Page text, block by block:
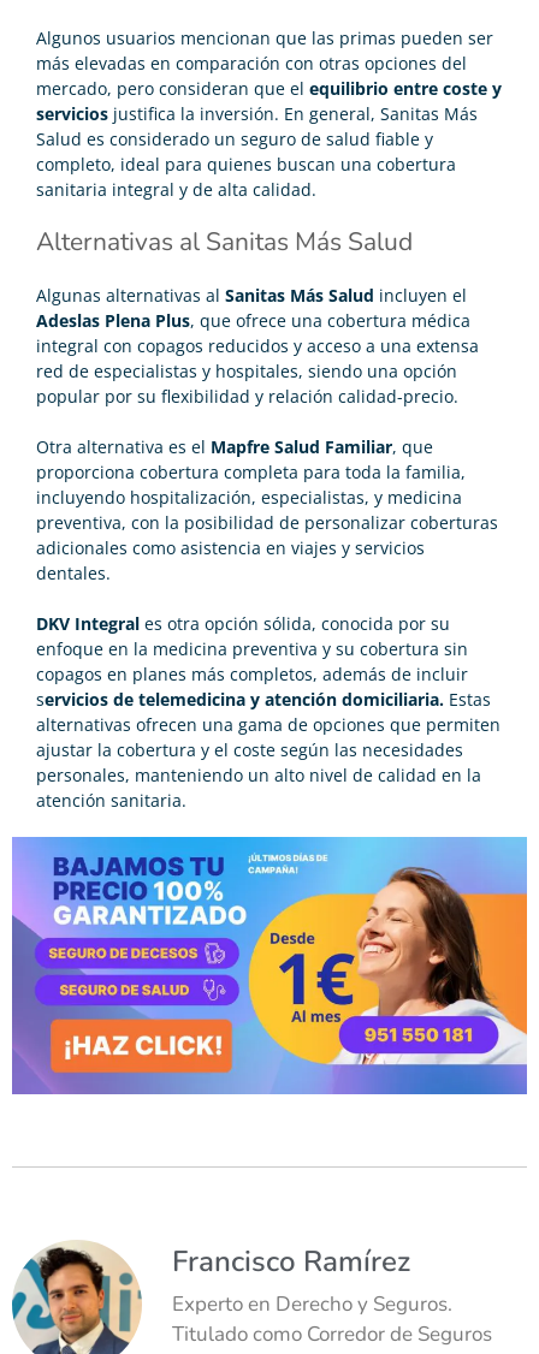
Algunos usuarios mencionan que las primas pueden ser
más elevadas en comparación con otras opciones del
mercado, pero consideran que el equilibrio entre coste y
servicios justifica la inversión. En general, Sanitas Más
Salud es considerado un seguro de salud fiable y
completo, ideal para quienes buscan una cobertura
sanitaria integral y de alta calidad.
Alternativas al Sanitas Más Salud
Algunas alternativas al Sanitas Más Salud incluyen el
Adeslas Plena Plus, que ofrece una cobertura médica
integral con copagos reducidos y acceso a una extensa
red de especialistas y hospitales, siendo una opción
popular por su flexibilidad y relación calidad-precio.
Otra alternativa es el Mapfre Salud Familiar, que
proporciona cobertura completa para toda la familia,
incluyendo hospitalización, especialistas, y medicina
preventiva, con la posibilidad de personalizar coberturas
adicionales como asistencia en viajes y servicios
dentales.
DKV Integral es otra opción sólida, conocida por su
enfoque en la medicina preventiva y su cobertura sin
copagos en planes más completos, además de incluir
servicios de telemedicina y atención domiciliaria. Estas
alternativas ofrecen una gama de opciones que permiten
ajustar la cobertura y el coste según las necesidades
personales, manteniendo un alto nivel de calidad en la
atención sanitaria.
Francisco Ramírez
Experto en Derecho y Seguros.
Titulado como Corredor de Seguros